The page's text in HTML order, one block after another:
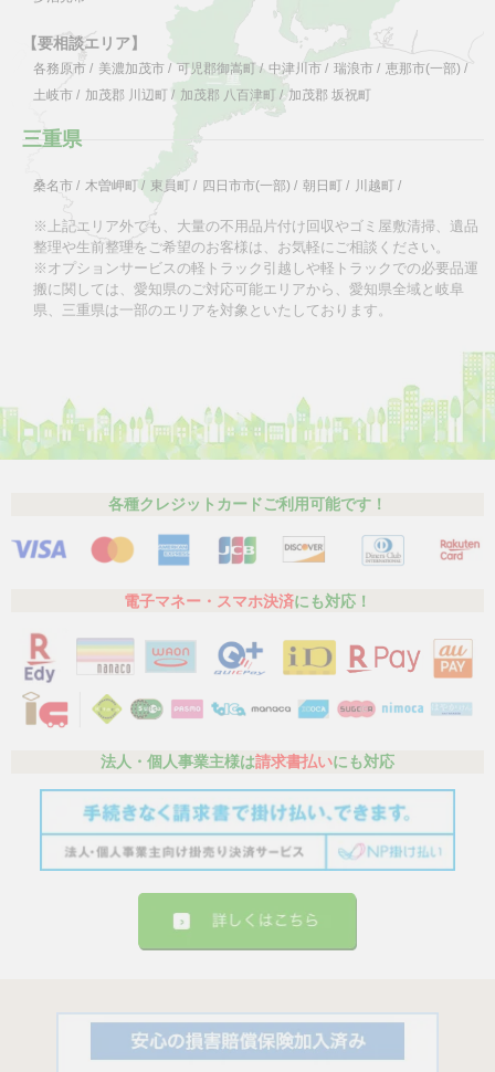
【要相談エリア】
各務原市 / 美濃加茂市 / 可児郡御嵩町/ 中津川市 / 瑞浪市 / 恵那市(一部) /
土岐市 / 加茂郡 川辺町 / 加茂郡 八百津町 / 加茂郡 坂祝町
三重県
桑名市 / 木曽岬町/ 東員町 / 四日市市(一部) / 朝日町 / 川越町 /
※上記エリア外でも、大量の不用品片付け回収やゴミ屋敷清掃、遺品
整理や生前整理をご希望のお客様は、お気軽にご相談ください。
※オプションサービスの軽トラック引越しや軽トラックでの必要品運
搬に関しては、愛知県のご対応可能エリアから、愛知県全域と岐阜
県、三重県は一部のエリアを対象といたしております。
各種クレジットカードご利用可能です！
電子マネー・スマホ決済にも対応！
法人・個人事業主様は請求書払いにも対応